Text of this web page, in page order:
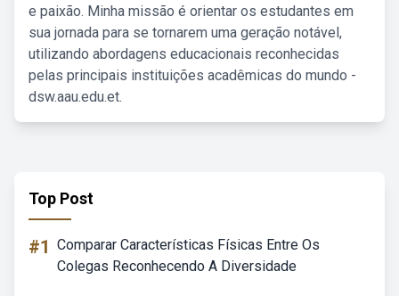
e paixão. Minha missão é orientar os estudantes em
sua jornada para se tornarem uma geração notável,
utilizando abordagens educacionais reconhecidas
pelas principais instituições acadêmicas do mundo -
dsw.aau.edu.et.
Top Post
#1 Comparar Características Físicas Entre Os
Colegas Reconhecendo A Diversidade